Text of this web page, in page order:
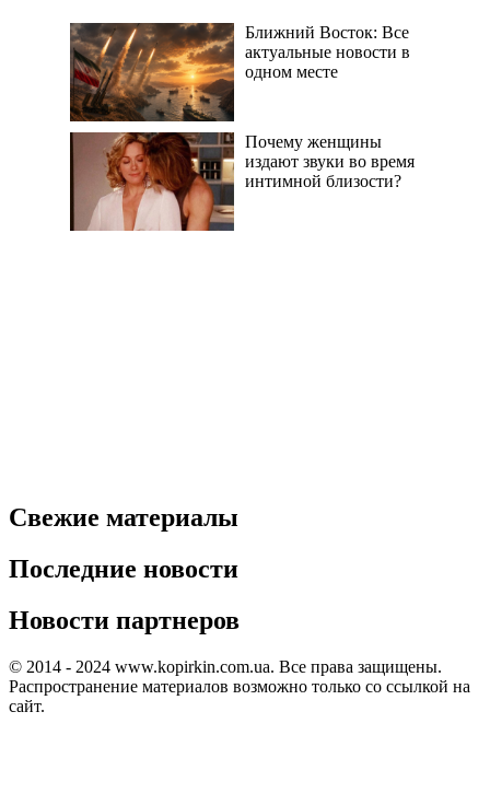
Ближний Восток: Все
актуальные новости в
одном месте
Почему женщины
издают звуки во время
интимной близости?
Свежие материалы
Последние новости
Новости партнеров
© 2014 - 2024 www.kopirkin.com.ua. Все права защищены.
Распространение материалов возможно только со ссылкой на
сайт.